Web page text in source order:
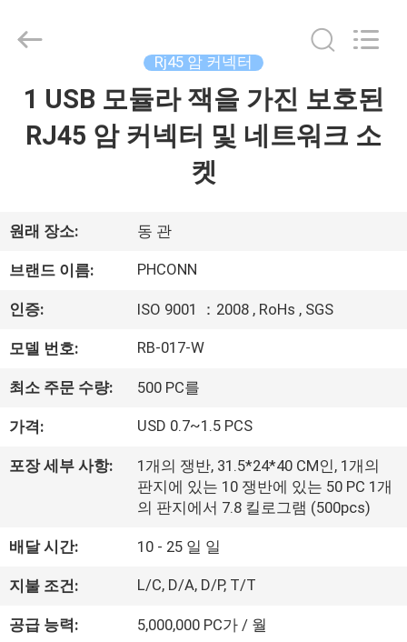
집
우
리
에
여
장
여
행
Dongguan
Penghui
Rj45 암 커넥터
1 USB 모듈라 잭을 가진 보호된
RJ45 암 커넥터 및 네트워크 소
켓
원래 장소: 동 관
브랜드 이름: PHCONN
인증: ISO 9001 ：2008 , RoHs , SGS
모델 번호: RB-017-W
최소 주문 수량: 500 PC를
가격: USD 0.7~1.5 PCS
포장 세부 사항:
1개의 쟁반, 31.5*24*40 CM인, 1개의
판지에 있는 10 쟁반에 있는 50 PC 1개
의 판지에서 7.8 킬로그램 (500pcs)
배달 시간: 10 - 25 일 일
지불 조건: L/C, D/A, D/P, T/T
공급 능력: 5,000,000 PC가 / 월